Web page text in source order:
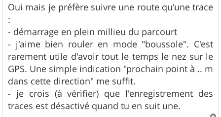
s
s
g
e
Oui mais je préfère suivre une route qu'une trace
:
- démarrage en plein millieu du parcourt
- j'aime bien rouler en mode "boussole". C'est
rarement utile d'avoir tout le temps le nez sur le
GPS. Une simple indication "prochain point à .. m
dans cette direction" me suffit.
- je crois (à vérifier) que l'enregistrement des
traces est désactivé quand tu en suit une.